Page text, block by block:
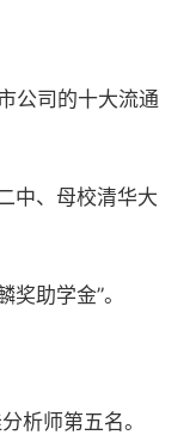
公司的十大流通
中、母校清华大
助学金”。
析师第五名。